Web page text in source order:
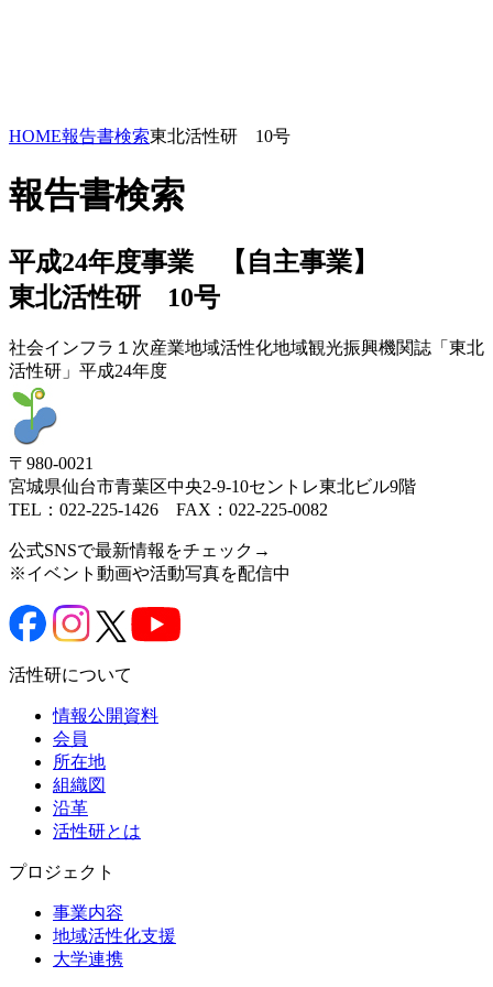
HOME報告書検索東北活性研 10号
報告書検索
平成24年度事業 【自主事業】
東北活性研 10号
社会インフラ １次産業地域活性化地域観光振興機関誌「東北
活性研」 平成24年度
〒980-0021
宮城県仙台市青葉区中央2-9-10セントレ東北ビル9階
TEL：022-225-1426 FAX：022-225-0082
公式SNSで最新情報をチェック→
※イベント動画や活動写真を配信中
活性研について
情報公開資料
会員
所在地
組織図
沿革
活性研とは
プロジェクト
事業内容
地域活性化支援
大学連携